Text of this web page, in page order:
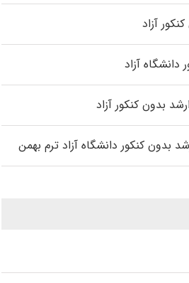
آزاد
آزاد
بدون کنکور آزاد
بدون کنکور دانشگاه آزاد ترم بهمن